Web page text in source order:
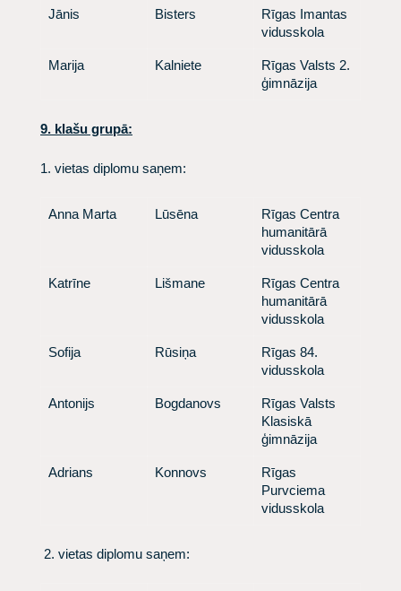
​ Jānis ​ Bisters
​ Rīgas Imantas
vidusskola
​ Marija ​ Kalniete
​ Rīgas Valsts 2.
ģimnāzija
9. klašu grupā:
1. vietas diplomu saņem:
​ Anna Marta ​ Lūsēna
​ Rīgas Centra
humanitārā
vidusskola
​ Katrīne ​ Lišmane
​ Rīgas Centra
humanitārā
vidusskola
​ Sofija ​ Rūsiņa
​ Rīgas 84.
vidusskola
​ Antonijs ​ Bogdanovs
​ Rīgas Valsts
Klasiskā
ģimnāzija
​ Adrians ​ Konnovs
​ Rīgas
Purvciema
vidusskola
​ 2. vietas diplomu saņem: